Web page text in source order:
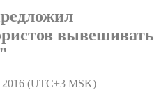
вывешивать
(UTC+3 MSK)